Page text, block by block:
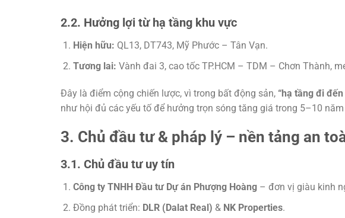
2.2. Hưởng lợi từ hạ tầng khu vực
Hiện hữu: QL13, DT743, Mỹ Phước – Tân Vạn.
Tương lai: Vành đai 3, cao tốc TP.HCM – TDM – Chơn Thành,
Đây là điểm cộng chiến lược, vì trong bất động sản, “hạ tầng đi
như hội đủ các yếu tố để hưởng trọn sóng tăng giá trong 5–10
3. Chủ đầu tư & pháp lý – nền tảng an
3.1. Chủ đầu tư uy tín
Công ty TNHH Đầu tư Dự án Phượng Hoàng– đơn vị giàu kinh
Đồng phát triển: DLR (Dalat Real) & NK Properties.